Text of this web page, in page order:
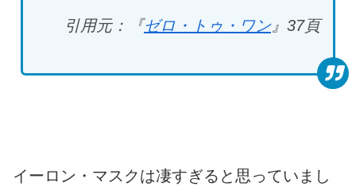
引用元：『ゼロ・トゥ・ワン』37頁
イーロン・マスクは凄すぎると思っていまし